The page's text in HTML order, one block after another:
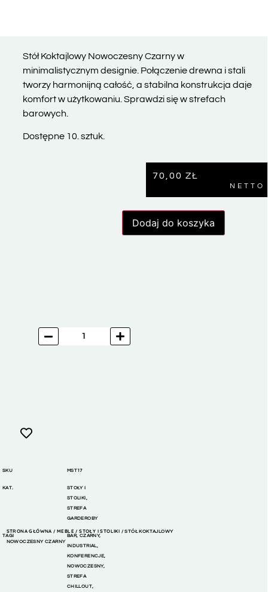
Stół Koktajlowy Nowoczesny Czarny w
minimalistycznym designie. Połączenie drewna i stali
tworzy harmonijną całość, a stabilna konstrukcja daje
komfort w użytkowaniu. Sprawdzi się w strefach
barowych.
Dostępne 10. sztuk.
70,00 ZŁ
NETTO
Dodaj do koszyka
SKU MST17
KAT.
STOŁY I
STOLIKI,
STREFA
GARDEROBY
TAGI BAR, CZARNY,
INDUSTRIAL,
KONFERENCJE,
NOWOCZESNY,
STREFA
CHILLOUT,
STRONA GŁÓWNA /MEBLE /STOŁY I STOLIKI / STÓŁ KOKTAJLOWY
NOWOCZESNY CZARNY